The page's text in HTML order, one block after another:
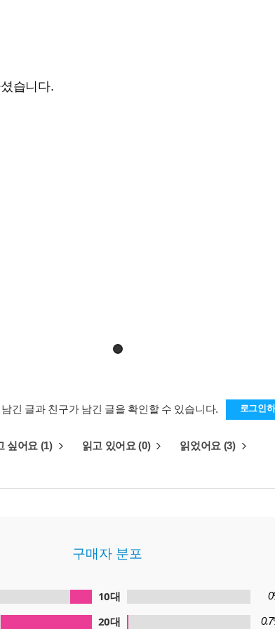
습니다.
긴 글과 친구가 남긴 글을 확인할 수 있습니다. 로그인
싶어요 (1) 읽고 있어요 (0) 읽었어요 (3)
구매자 분포
10대
20대